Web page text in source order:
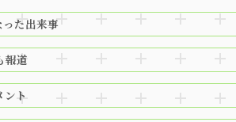
た出来事
報道
ト